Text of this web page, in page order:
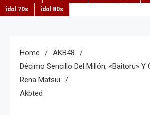
idol 70s
idol 80s
Home
AKB48
Décimo Sencillo Del Millón, «Baitoru» Y
Rena Matsui
Akbted